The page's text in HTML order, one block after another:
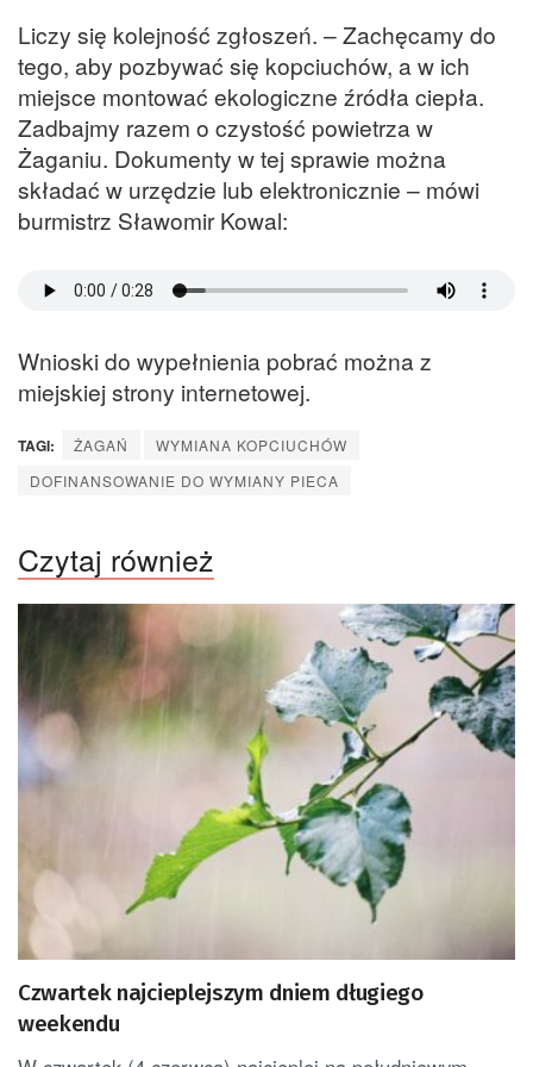
Liczy się kolejność zgłoszeń. – Zachęcamy do
tego, aby pozbywać się kopciuchów, a w ich
miejsce montować ekologiczne źródła ciepła.
Zadbajmy razem o czystość powietrza w
Żaganiu. Dokumenty w tej sprawie można
składać w urzędzie lub elektronicznie – mówi
burmistrz Sławomir Kowal:
Wnioski do wypełnienia pobrać można z
miejskiej strony internetowej.
TAGI: ŻAGAŃ
WYMIANA KOPCIUCHÓW
DOFINANSOWANIE DO WYMIANY PIECA
Czytaj również
Czwartek najcieplejszym dniem długiego
weekendu